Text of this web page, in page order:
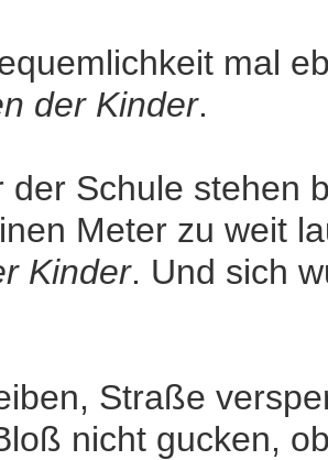
mal
der Kinder.
der Schule stehen
Meter zu weit
Kinder. Und sich
Straße
nicht gucken,